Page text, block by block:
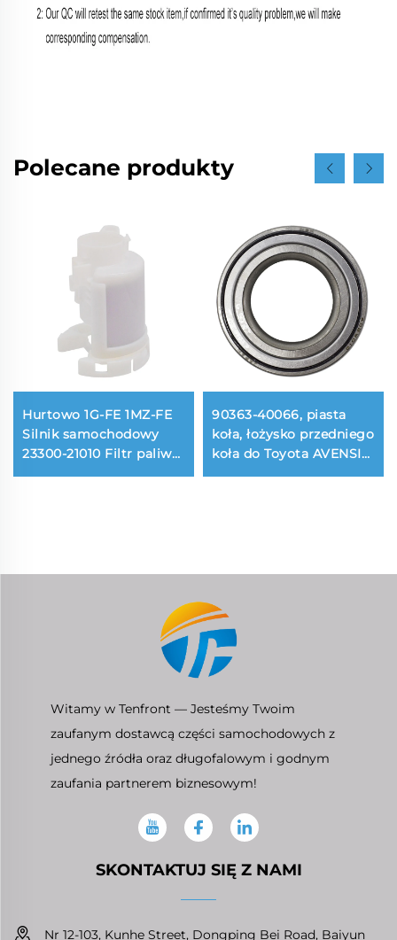
Polecane produkty
Hurtowo 1G-FE 1MZ-FE
Silnik samochodowy
23300-21010 Filtr paliwa
do LEXUS TOYOTA Prius
90363-40066, piasta
koła, łożysko przedniego
koła do Toyota AVENSIS
COROLLA 1.6 1.8 2.0
Witamy w Tenfront — Jesteśmy Twoim
zaufanym dostawcą części samochodowych z
jednego źródła oraz długofalowym i godnym
zaufania partnerem biznesowym!
SKONTAKTUJ SIĘ Z NAMI
Nr 12-103, Kunhe Street, Dongping Bei Road, Baiyun